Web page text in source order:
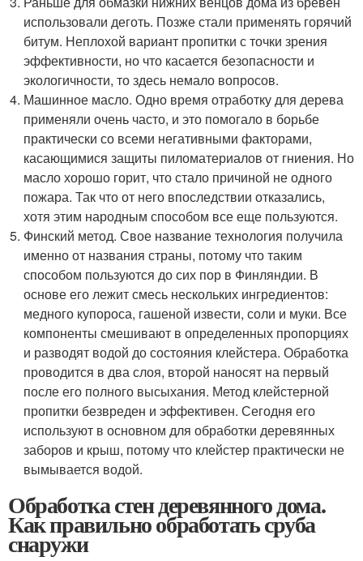
использовали деготь. Позже стали применять горячий
битум. Неплохой вариант пропитки с точки зрения
эффективности, но что касается безопасности и
экологичности, то здесь немало вопросов.
Машинное масло. Одно время отработку для дерева
применяли очень часто, и это помогало в борьбе
практически со всеми негативными факторами,
касающимися защиты пиломатериалов от гниения. Но
масло хорошо горит, что стало причиной не одного
пожара. Так что от него впоследствии отказались,
хотя этим народным способом все еще пользуются.
Финский метод. Свое название технология получила
именно от названия страны, потому что таким
способом пользуются до сих пор в Финляндии. В
основе его лежит смесь нескольких ингредиентов:
медного купороса, гашеной извести, соли и муки. Все
компоненты смешивают в определенных пропорциях
и разводят водой до состояния клейстера. Обработка
проводится в два слоя, второй наносят на первый
после его полного высыхания. Метод клейстерной
пропитки безвреден и эффективен. Сегодня его
используют в основном для обработки деревянных
заборов и крыш, потому что клейстер практически не
вымывается водой.
Обработка стен деревянного дома.
Как правильно обработать сруба
снаружи